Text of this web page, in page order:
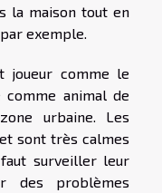
la maison tout en
exemple.
joueur comme le
animal de
urbaine. Les
sont très calmes
surveiller leur
des problèmes